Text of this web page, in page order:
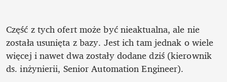
Część z tych ofert może być nieaktualna, ale nie
została usunięta z bazy. Jest ich tam jednak o wiele
więcej i nawet dwa zostały dodane dziś (kierownik
ds. inżynierii, Senior Automation Engineer).